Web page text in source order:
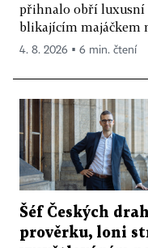
přihnalo obří luxusní
blikajícím majáčkem
4. 8. 2026 ▪ 6 min. čtení
Šéf Českých
prověrku, loni